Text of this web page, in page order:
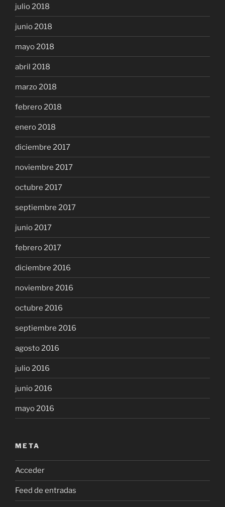
julio 2018
junio 2018
mayo 2018
abril 2018
marzo 2018
febrero 2018
enero 2018
diciembre 2017
noviembre 2017
octubre 2017
septiembre 2017
junio 2017
febrero 2017
diciembre 2016
noviembre 2016
octubre 2016
septiembre 2016
agosto 2016
julio 2016
junio 2016
mayo 2016
META
Acceder
Feed de entradas